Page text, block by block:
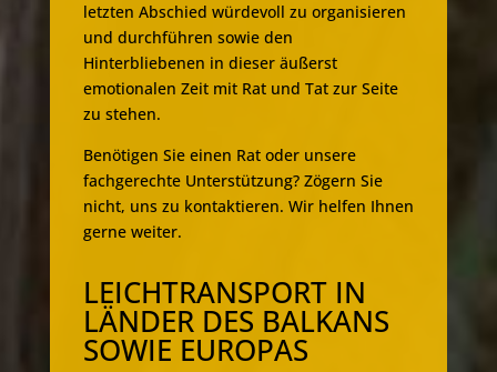
letzten Abschied würdevoll zu organisieren
und durchführen sowie den
Hinterbliebenen in dieser äußerst
emotionalen Zeit mit Rat und Tat zur Seite
zu stehen.
Benötigen Sie einen Rat oder unsere
fachgerechte Unterstützung? Zögern Sie
nicht, uns zu kontaktieren. Wir helfen Ihnen
gerne weiter.
LEICHTRANSPORT IN
LÄNDER DES BALKANS
SOWIE EUROPAS